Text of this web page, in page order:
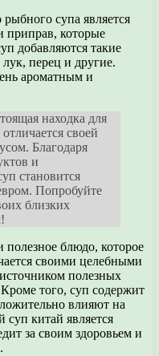
супа является
приправ, которые
добавляются такие
перец и другие.
ароматным и
находка для
своей
Благодаря
и
становится
Попробуйте
близких
блюдо, которое
своими целебными
полезных
того, суп содержит
влияют на
китай является
за своим здоровьем и